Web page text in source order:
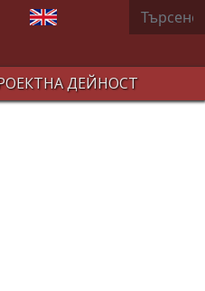
Изберете език Търсене
ДЕЙНОСТ